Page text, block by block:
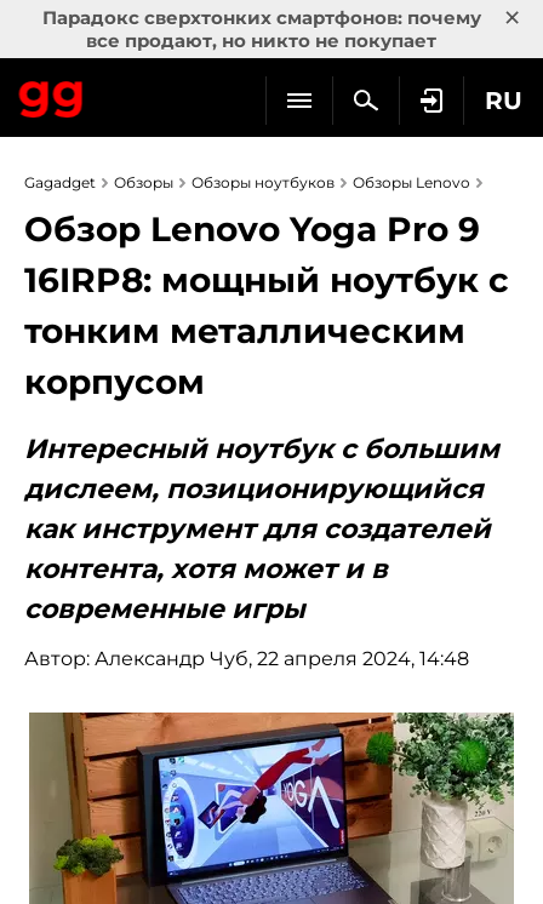
Парадокс сверхтонких смартфонов: почему
все продают, но никто не покупает
×
RU
Gagadget Обзоры Обзоры ноутбуков Обзоры Lenovo
Обзор Lenovo Yoga Pro 9
16IRP8: мощный ноутбук с
тонким металлическим
корпусом
Интересный ноутбук с большим
дислеем, позиционирующийся
как инструмент для создателей
контента, хотя может и в
современные игры
Автор: Александр Чуб, 22 апреля 2024, 14:48